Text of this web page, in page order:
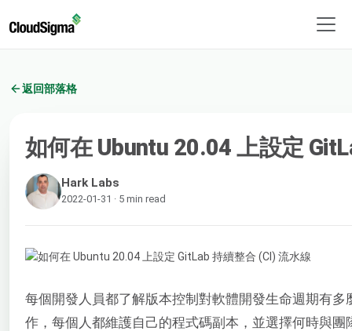
返回部落格
如何在 Ubuntu 20.04 上設定
Hark Labs
2022-01-31 · 5 min read
每個開發人員都了解版本控制對軟體開發生命週期有
作，每個人都維護自己的程式碼副本，並選擇何時與